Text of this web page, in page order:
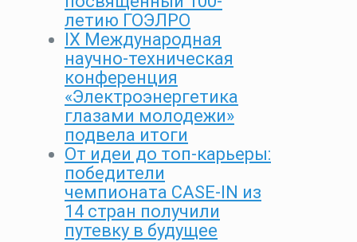
летию ГОЭЛРО
IX Международная
научно-техническая
конференция
«Электроэнергетика
глазами молодежи»
подвела итоги
От идеи до топ-карьеры:
победители
чемпионата CASE-IN из
14 стран получили
путевку в будущее